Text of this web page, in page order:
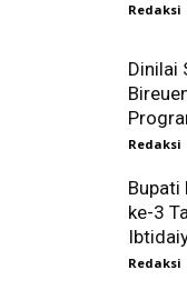
Redaksi
Dinilai
Redaksi
Bupati
ke-3
Redaksi